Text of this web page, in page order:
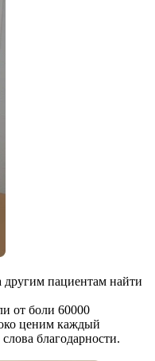
другим пациентам найти
от боли 60000
ценим каждый
благодарности.